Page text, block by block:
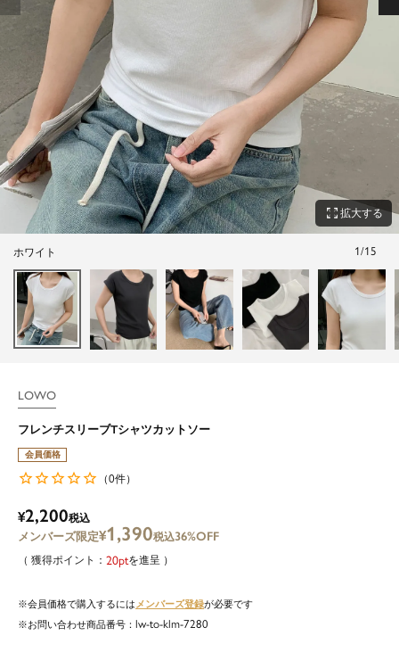
zoom_out_map 拡大する
ホワイト 1/15
LOWO
フレンチスリーブTシャツカットソー
会員価格
（0件）
¥2,200税込
¥1,390税込36%OFF
20 を進呈
会員価格で購入するには メンバーズ登録が必要です
商品番号
lw-to-klm-7280